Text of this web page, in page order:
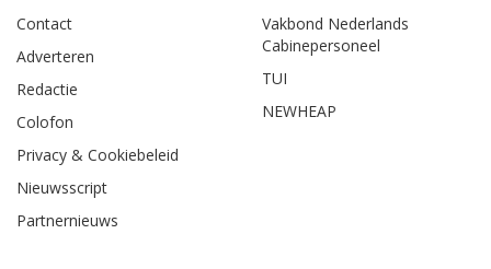
Contact
Adverteren
Redactie
Colofon
Privacy & Cookiebeleid
Nieuwsscript
Partnernieuws
Vakbond Nederlands
Cabinepersoneel
TUI
NEWHEAP